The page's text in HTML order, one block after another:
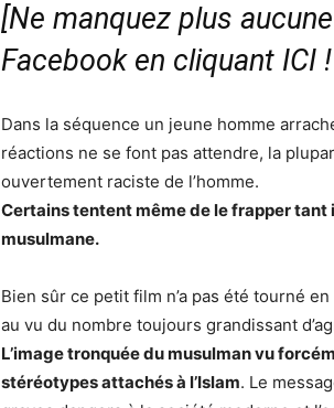
[Ne manquez plus
Facebook en cliquant ICI !
Dans la séquence un jeune homme
réactions ne se font pas attendre, la
ouvertement raciste de l’homme.
Certains tentent même de le frapper tant
musulmane.
Bien sûr ce petit film n’a pas été tourné
au vu du nombre toujours grandissant
L’image tronquée du musulman vu
stéréotypes attachés à l’Islam. Le